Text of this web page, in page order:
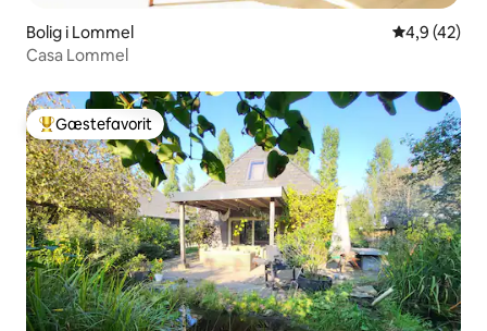
Bolig i Lommel 4,9 ud af 5 i
4,9 (42)
Casa Lommel
Bedste gæstefavorit
Gæstefavorit